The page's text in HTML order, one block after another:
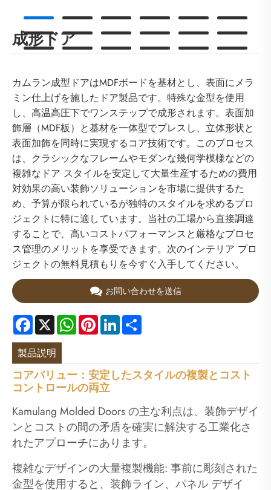
成形ドア
カムラン成型ドアはMDFボードを基材とし、表面にメラ
ミン仕上げを施したドア製品です。特殊な金型を使用
し、高温高圧下でワンステップで成形されます。表面加
飾層（MDF板）と基材を一体型でプレスし、立体形状と
表面加飾を同時に実現するコア技術です。このプロセス
は、クラシックなフレームやモダンな幾何学模様などの
複雑なドア スタイルを安定して大量生産するための費用
対効果の高い装飾ソリューションを市場に提供するた
め、予算が限られているが独特のスタイルを求めるプロ
ジェクトに特に適しています。当社の工場から直接調達
することで、高いコストパフォーマンスと厳格なプロセ
ス管理のメリットを享受できます。次のインテリア プロ
ジェクトの無料見積もりを今すぐ入手してください。
お問い合わせを送信
Facebook
X WhatsApp
PinterestLinkedIn
製品説明
コアバリュー：安定したスタイルの複製とコスト
コントロールの両立
Kamulang Molded Doors の主な利点は、装飾デザイ
ンとコストの間の矛盾を確実に解決する工業化さ
れたアプローチにあります。
複雑なデザインの大量複製機能: 事前に彫刻された
金型を使用すると、装飾ライン、パネル デザイ